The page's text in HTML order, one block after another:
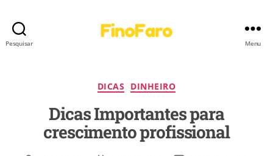
Pesquisar Menu
DICAS DINHEIRO
Dicas Importantes para
crescimento profissional